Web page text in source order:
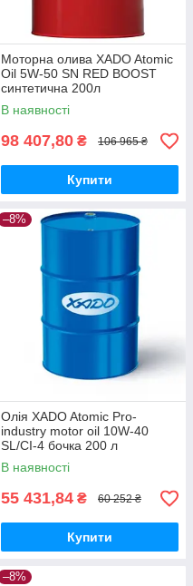
Моторна олива XADO Atomic
Oil 5W-50 SN RED BOOST
синтетична 200л
В наявності
98 407,80 ₴ 106 965 ₴
Купити
–8%
Олія XADO Atomic Pro-
industry motor oil 10W-40
SL/CI-4 бочка 200 л
В наявності
55 431,84 ₴ 60 252 ₴
Купити
–8%